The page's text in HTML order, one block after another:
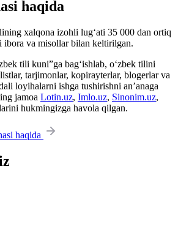
haqida
xalqona izohli lug‘ati 35 000 dan ortiq
ibora va misollar bilan keltirilgan.
tili kuni”ga bag‘ishlab, o‘zbek tilini
tarjimonlar, kopirayterlar, blogerlar va
loyihalarni ishga tushirishni an’anaga
jamoa Lotin.uz, Imlo.uz, Sinonim.uz,
hukmingizga havola qilgan.
haqida